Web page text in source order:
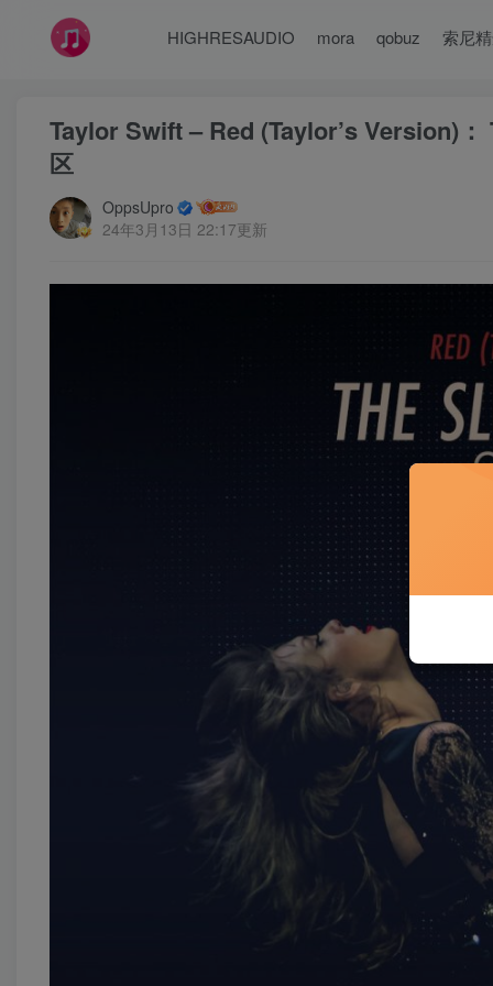
HIGHRESAUDIO mora qobuz 索尼
Taylor Swift – Red (Taylor’s Version)
区
OppsUpro
24年3月13日 22:17更新